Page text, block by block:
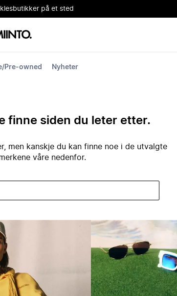
på et sted
Pre-owned Nyheter
finne siden du leter etter.
men kanskje du kan finne noe i de utvalgte
våre nedenfor.